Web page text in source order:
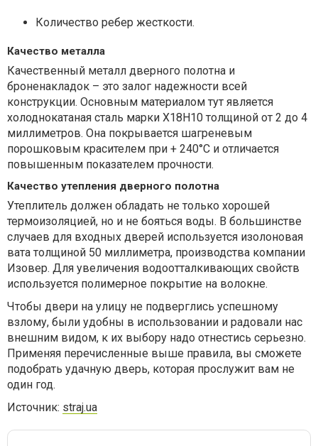
Количество ребер жесткости.
Качество металла
Качественный металл дверного полотна и
броненакладок – это залог надежности всей
конструкции. Основным материалом тут является
холоднокатаная сталь марки Х18Н10 толщиной от 2 до 4
миллиметров. Она покрывается шагреневым
порошковым красителем при + 240°С и отличается
повышенным показателем прочности.
Качество утепления дверного полотна
Утеплитель должен обладать не только хорошей
термоизоляцией, но и не бояться воды. В большинстве
случаев для входных дверей используется изолоновая
вата толщиной 50 миллиметра, производства компании
Изовер. Для увеличения водоотталкивающих свойств
используется полимерное покрытие на волокне.
Чтобы двери на улицу не подверглись успешному
взлому, были удобны в использовании и радовали нас
внешним видом, к их выбору надо отнестись серьезно.
Применяя перечисленные выше правила, вы сможете
подобрать удачную дверь, которая прослужит вам не
один год.
Источник: straj.ua